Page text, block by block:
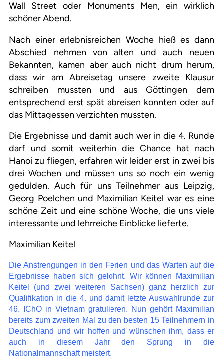
Wall Street oder Monuments Men, ein wirklich
schöner Abend.
Nach einer erlebnisreichen Woche hieß es dann
Abschied nehmen von alten und auch neuen
Bekannten, kamen aber auch nicht drum herum,
dass wir am Abreisetag unsere zweite Klausur
schreiben mussten und aus Göttingen dem
entsprechend erst spät abreisen konnten oder auf
das Mittagessen verzichten mussten.
Die Ergebnisse und damit auch wer in die 4. Runde
darf und somit weiterhin die Chance hat nach
Hanoi zu fliegen, erfahren wir leider erst in zwei bis
drei Wochen und müssen uns so noch ein wenig
gedulden. Auch für uns Teilnehmer aus Leipzig,
Georg Poelchen und Maximilian Keitel war es eine
schöne Zeit und eine schöne Woche, die uns viele
interessante und lehrreiche Einblicke lieferte.
Maximilian Keitel
Die Anstrengungen in den Ferien und das Warten auf die
Ergebnisse haben sich gelohnt. Wir können Maximilian
Keitel (und zwei weiteren Sachsen) ganz herzlich zur
Qualifikation in die 4. und damit letzte Auswahlrunde zur
46. IChO in Vietnam gratulieren. Nun gehört Maximilian
bereits zum zweiten Mal zu den besten 15 Teilnehmern in
Deutschland und wir hoffen und wünschen ihm, dass er
auch in diesem Jahr den Sprung in die
Nationalmannschaft meistert.